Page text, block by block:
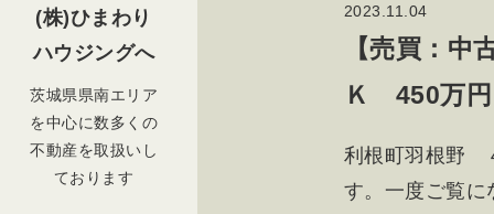
(株)ひまわり
ハウジングへ
茨城県県南エリア
を中心に数多くの
不動産を取扱いし
ております
2023.11.04
【売買：
Ｋ 450万円
利根町羽根野
す。一度ご覧に